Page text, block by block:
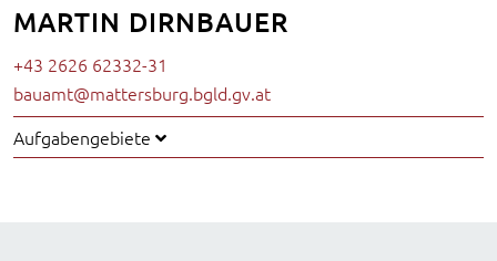
MARTIN DIRNBAUER
+43 2626 62332-31
bauamt@mattersburg.bgld.gv.at
Aufgabengebiete